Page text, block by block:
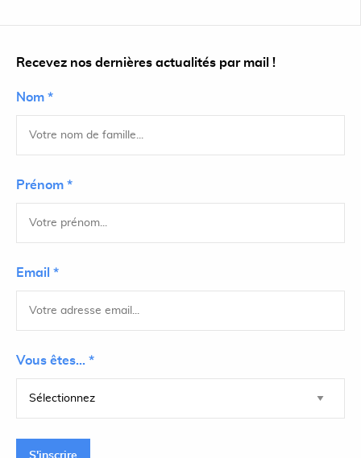
Recevez nos dernières actualités par mail !
Nom *
Prénom *
Email *
Vous êtes... *
S'inscrire